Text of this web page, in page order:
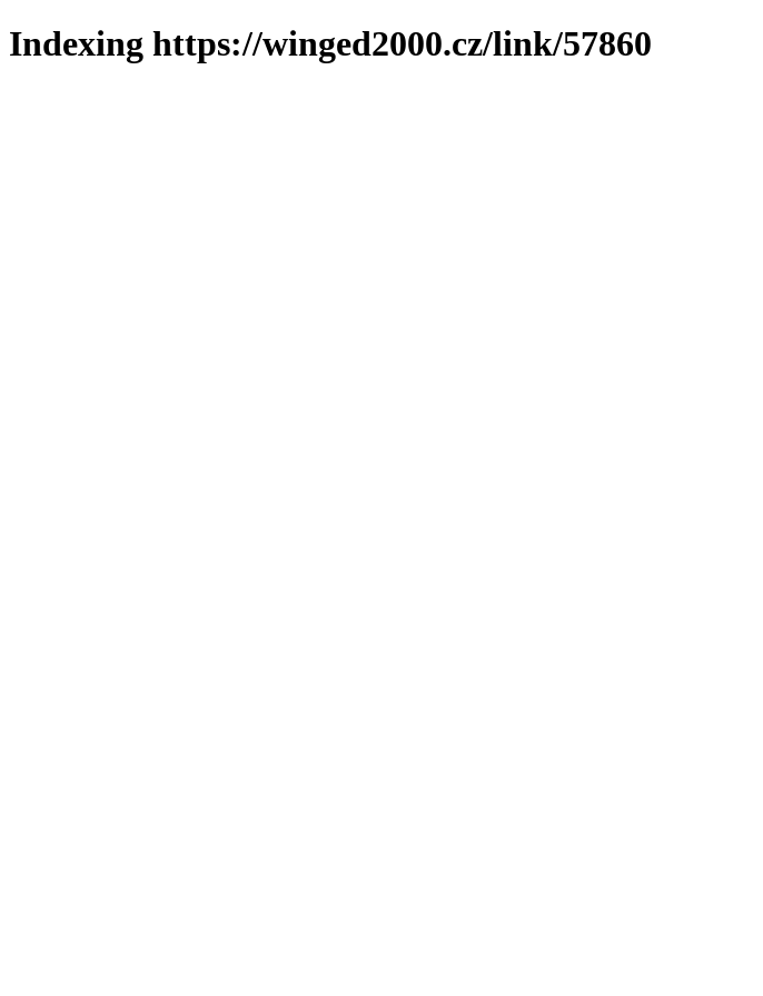
Indexing https://winged2000.cz/link/57860